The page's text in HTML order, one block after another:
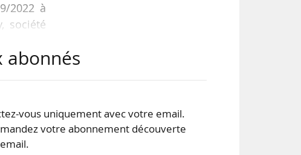
2022 à
société
d’art,
abonnés
vous uniquement avec votre email.
votre abonnement découverte